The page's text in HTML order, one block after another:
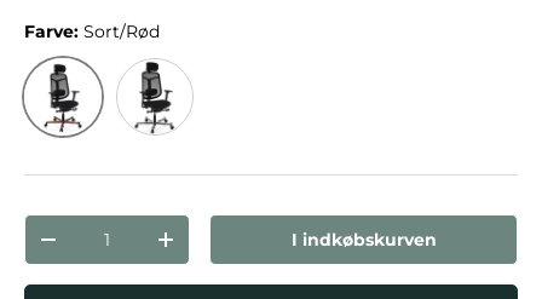
Farve: Sort/Rød
Reducer mængdenForøg mængdenI indkøbskurven